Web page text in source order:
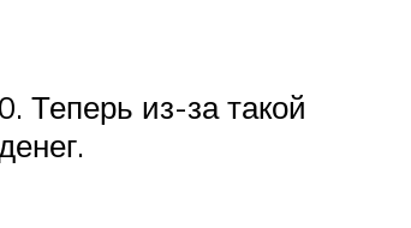
Теперь из-за такой